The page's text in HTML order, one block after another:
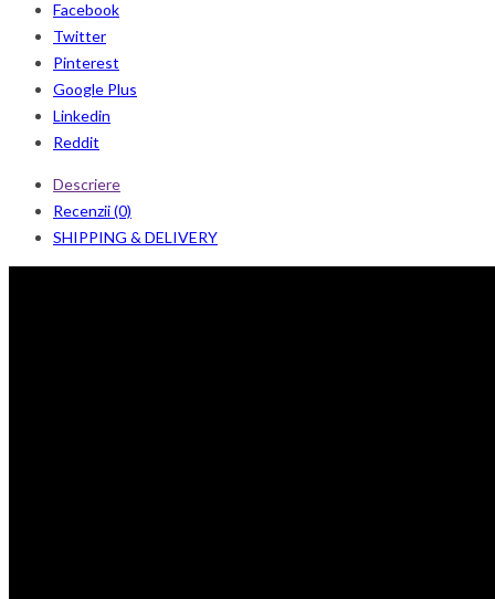
Facebook
Twitter
Pinterest
Google Plus
Linkedin
Reddit
Descriere
Recenzii (0)
SHIPPING & DELIVERY